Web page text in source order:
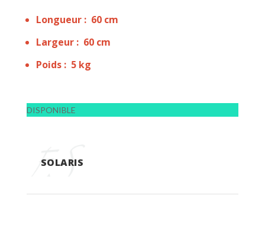
Longueur : 60 cm
Largeur : 60 cm
Poids : 5 kg
DISPONIBLE
SOLARIS